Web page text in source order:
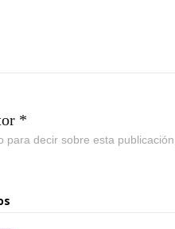
*
para decir sobre esta